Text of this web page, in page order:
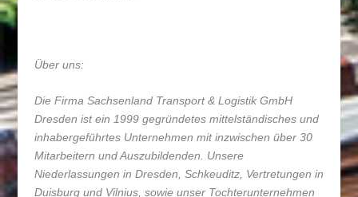
Über uns:
Die Firma Sachsenland Transport & Logistik GmbH
Dresden ist ein 1999 gegründetes mittelständisches und
inhabergeführtes Unternehmen mit inzwischen über 30
Mitarbeitern und Auszubildenden. Unsere
Niederlassungen in Dresden, Schkeuditz, Vertretungen in
Duisburg und Vilnius, sowie unser Tochterunternehmen